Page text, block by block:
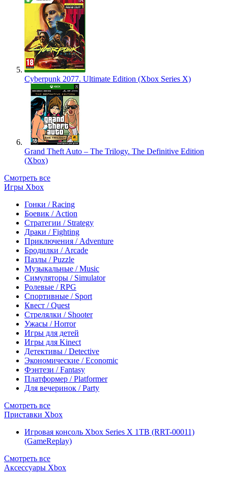
Cyberpunk 2077. Ultimate Edition (Xbox Series X)
Grand Theft Auto – The Trilogy. The Definitive Edition
(Xbox)
Смотреть все
Игры Xbox
Гонки / Racing
Боевик / Action
Стратегии / Strategy
Драки / Fighting
Приключения / Adventure
Бродилки / Arcade
Пазлы / Puzzle
Музыкальные / Music
Симуляторы / Simulator
Ролевые / RPG
Спортивные / Sport
Квест / Quest
Стрелялки / Shooter
Ужасы / Horror
Игры для детей
Игры для Kinect
Детективы / Detective
Экономические / Economic
Фэнтези / Fantasy
Платформер / Platformer
Для вечеринок / Party
Смотреть все
Приставки Xbox
Игровая консоль Xbox Series X 1TB (RRT-00011)
(GameReplay)
Смотреть все
Аксессуары Xbox